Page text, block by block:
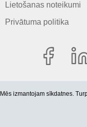
Lietošanas noteikumi
Privātuma politika
Mēs izmantojam sīkdatnes.